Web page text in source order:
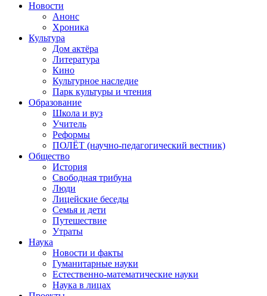
Новости
Анонс
Хроника
Культура
Дом актёра
Литература
Кино
Культурное наследие
Парк культуры и чтения
Образование
Школа и вуз
Учитель
Реформы
ПОЛЁТ (научно-педагогический вестник)
Общество
История
Свободная трибуна
Люди
Лицейские беседы
Семья и дети
Путешествие
Утраты
Наука
Новости и факты
Гуманитарные науки
Естественно-математические науки
Наука в лицах